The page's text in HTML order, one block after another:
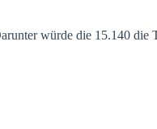
würde die 15.140